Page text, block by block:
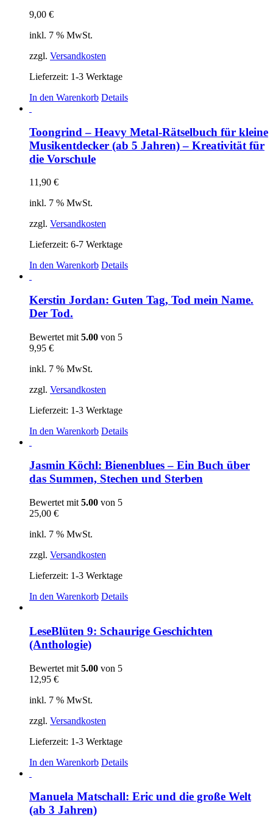
9,00 €
inkl. 7 % MwSt.
zzgl. Versandkosten
Lieferzeit: 1-3 Werktage
In den Warenkorb Details
Toongrind – Heavy Metal-Rätselbuch für kleine
Musikentdecker (ab 5 Jahren) – Kreativität für
die Vorschule
11,90 €
inkl. 7 % MwSt.
zzgl. Versandkosten
Lieferzeit: 6-7 Werktage
In den Warenkorb Details
Kerstin Jordan: Guten Tag, Tod mein Name.
Der Tod.
Bewertet mit 5.00 von 5
9,95 €
inkl. 7 % MwSt.
zzgl. Versandkosten
Lieferzeit: 1-3 Werktage
In den Warenkorb Details
Jasmin Köchl: Bienenblues – Ein Buch über
das Summen, Stechen und Sterben
Bewertet mit 5.00 von 5
25,00 €
inkl. 7 % MwSt.
zzgl. Versandkosten
Lieferzeit: 1-3 Werktage
In den Warenkorb Details
LeseBlüten 9: Schaurige Geschichten
(Anthologie)
Bewertet mit 5.00 von 5
12,95 €
inkl. 7 % MwSt.
zzgl. Versandkosten
Lieferzeit: 1-3 Werktage
In den Warenkorb Details
Manuela Matschall: Eric und die große Welt
(ab 3 Jahren)